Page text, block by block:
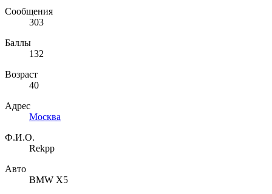
Сообщения
303
Баллы
132
Возраст
40
Адрес
Москва
Ф.И.О.
Rekpp
Авто
BMW X5